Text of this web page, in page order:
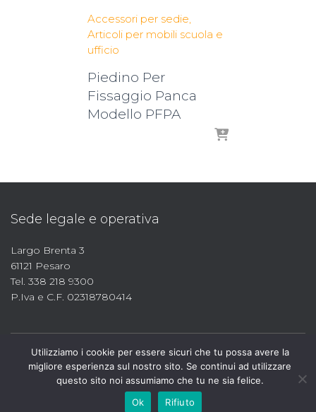
Accessori per sedie
Articoli per mobili scuola e
ufficio
Piedino Per
Fissaggio Panca
Modello PFPA
Sede legale e operativa
Largo Brenta 3
61121 Pesaro
Tel. 338 218 9300
P.Iva e C.F. 02318780414
Utilizziamo i cookie per essere sicuri che tu possa avere la
migliore esperienza sul nostro sito. Se continui ad utilizzare
questo sito noi assumiamo che tu ne sia felice.
Ok
Rifiuto